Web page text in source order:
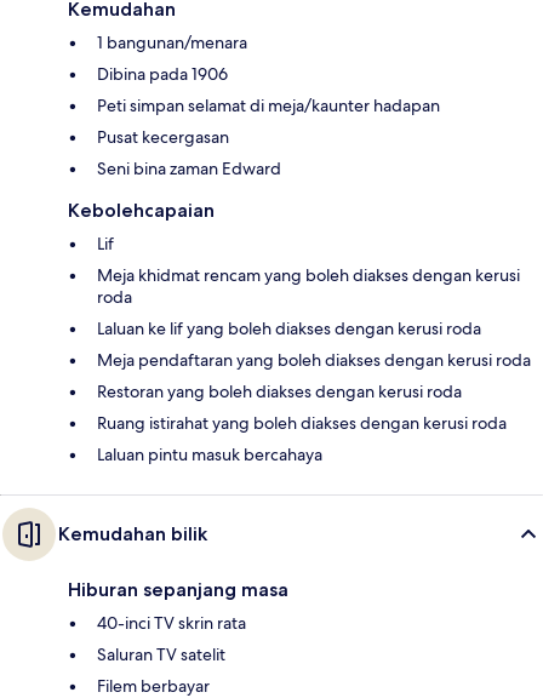
Kemudahan
1 bangunan/menara
Dibina pada 1906
Peti simpan selamat di meja/kaunter hadapan
Pusat kecergasan
Seni bina zaman Edward
Kebolehcapaian
Lif
Meja khidmat rencam yang boleh diakses dengan kerusi
roda
Laluan ke lif yang boleh diakses dengan kerusi roda
Meja pendaftaran yang boleh diakses dengan kerusi roda
Restoran yang boleh diakses dengan kerusi roda
Ruang istirahat yang boleh diakses dengan kerusi roda
Laluan pintu masuk bercahaya
Kemudahan bilik
Hiburan sepanjang masa
40-inci TV skrin rata
Saluran TV satelit
Filem berbayar